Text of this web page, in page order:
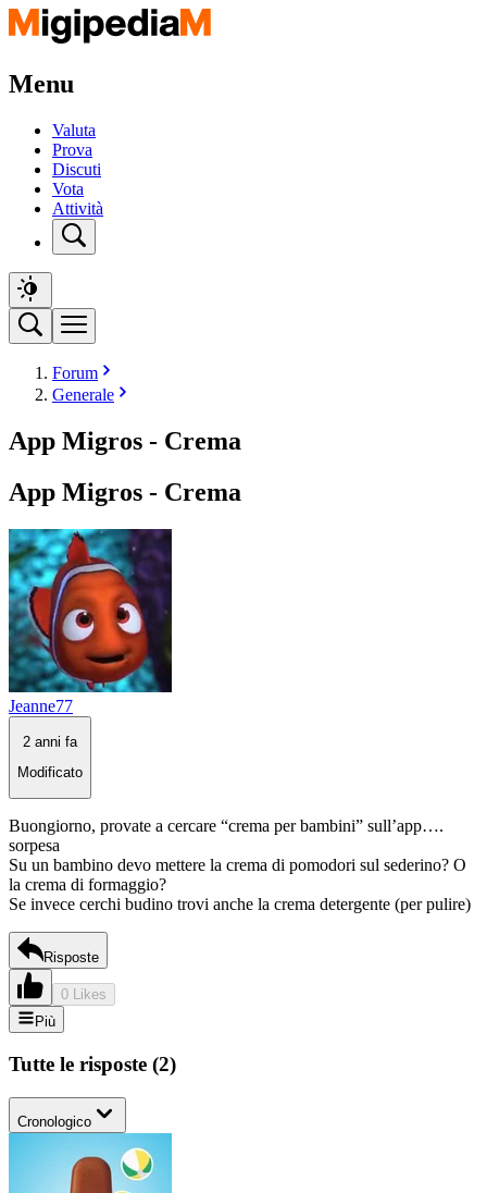
Menu
Valuta
Prova
Discuti
Vota
Attività
Forum
Generale
App Migros - Crema
App Migros - Crema
Jeanne77
2 anni fa
Modificato
Buongiorno, provate a cercare “crema per bambini” sull’app….
sorpesa
Su un bambino devo mettere la crema di pomodori sul sederino? O
la crema di formaggio?
Se invece cerchi budino trovi anche la crema detergente (per pulire)
Risposte
0 Likes
Più
Tutte le risposte (2)
Cronologico